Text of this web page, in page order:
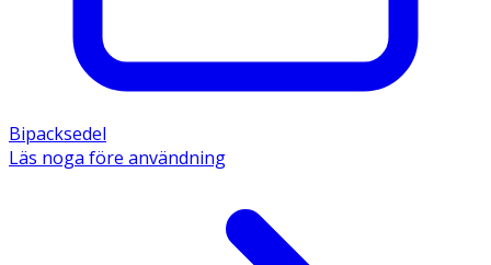
Bipacksedel
Läs noga före användning